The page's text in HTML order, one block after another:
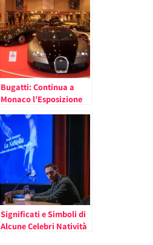
Bugatti: Continua a
Monaco l’Esposizione
Significati e Simboli di
Alcune Celebri Natività